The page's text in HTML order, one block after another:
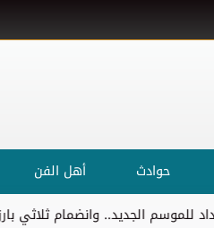
حوادث أهل الفن
وانضمام ثلاثي بارز للتدريبات